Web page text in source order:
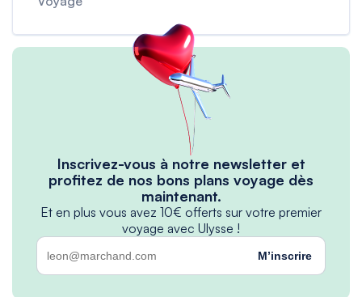
Inscrivez-vous à notre newsletter et
profitez de nos bons plans voyage dès
maintenant.
Et en plus vous avez 10€ offerts sur votre premier
voyage avec Ulysse !
M’inscrire